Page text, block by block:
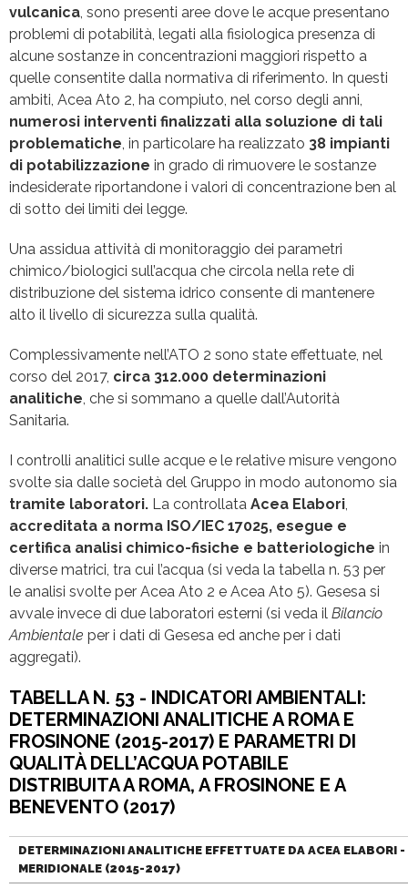
vulcanica , sono presenti aree dove le acque presentano
problemi di potabilità, legati alla fisiologica presenza di
alcune sostanze in concentrazioni maggiori rispetto a
quelle consentite dalla normativa di riferimento. In questi
ambiti, Acea Ato 2, ha compiuto, nel corso degli anni,
numerosi interventi finalizzati alla soluzione di tali
problematiche , in particolare ha realizzato 38 impianti
di potabilizzazione in grado di rimuovere le sostanze
indesiderate riportandone i valori di concentrazione ben al
di sotto dei limiti dei legge.
Una assidua attività di monitoraggio dei parametri
chimico/biologici sull’acqua che circola nella rete di
distribuzione del sistema idrico consente di mantenere
alto il livello di sicurezza sulla qualità.
Complessivamente nell’ATO 2 sono state effettuate, nel
corso del 2017, circa 312.000 determinazioni
analitiche , che si sommano a quelle dall’Autorità
Sanitaria.
I controlli analitici sulle acque e le relative misure vengono
svolte sia dalle società del Gruppo in modo autonomo sia
tramite laboratori. La controllata Acea Elabori
accreditata a norma ISO/IEC 17025, esegue e
certifica analisi chimico-fisiche e batteriologiche in
diverse matrici, tra cui l’acqua (si veda la tabella n. 53 per
le analisi svolte per Acea Ato 2 e Acea Ato 5). Gesesa si
avvale invece di due laboratori esterni (si veda il Bilancio
Ambientale per i dati di Gesesa ed anche per i dati
aggregati).
TABELLA N. 53 - INDICATORI AMBIENTALI:
DETERMINAZIONI ANALITICHE A ROMA E
FROSINONE (2015-2017) E PARAMETRI DI
QUALITÀ DELL’ACQUA POTABILE
DISTRIBUITA A ROMA, A FROSINONE E A
BENEVENTO (2017)
DETERMINAZIONI ANALITICHE EFFETTUATE DA ACEA ELABORI
MERIDIONALE (2015-2017)